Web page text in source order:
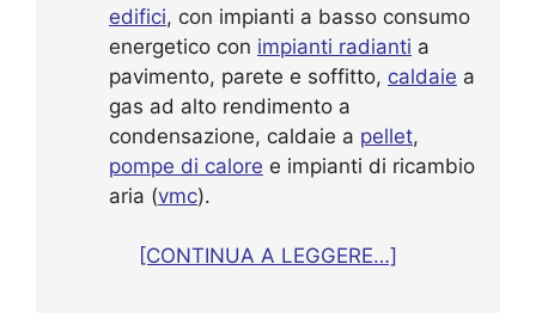
edifici, con impianti a basso consumo
energetico con impianti radianti a
pavimento, parete e soffitto, caldaie a
gas ad alto rendimento a
condensazione, caldaie a pellet,
pompe di calore e impianti di ricambio
aria (vmc).
[CONTINUA A LEGGERE…]